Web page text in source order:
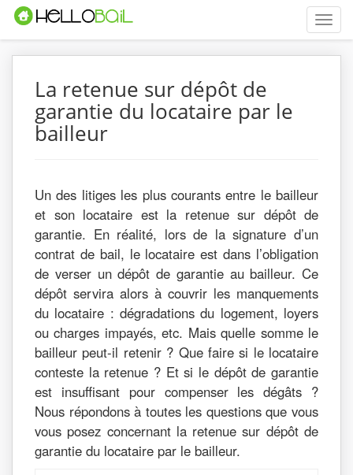
Toggle
La retenue sur dépôt de
garantie du locataire par le
bailleur
Un des litiges les plus courants entre le bailleur
et son locataire est la retenue sur dépôt de
garantie. En réalité, lors de la signature d’un
contrat de bail, le locataire est dans l’obligation
de verser un dépôt de garantie au bailleur. Ce
dépôt servira alors à couvrir les manquements
du locataire : dégradations du logement, loyers
ou charges impayés, etc. Mais quelle somme le
bailleur peut-il retenir ? Que faire si le locataire
conteste la retenue ? Et si le dépôt de garantie
est insuffisant pour compenser les dégâts ?
Nous répondons à toutes les questions que vous
vous posez concernant la retenue sur dépôt de
garantie du locataire par le bailleur.